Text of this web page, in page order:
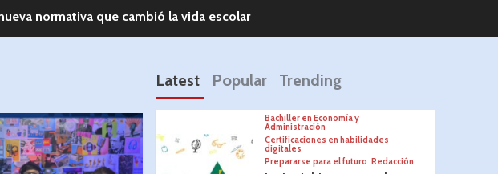
normativa que cambió la vida escolar
Latest Popular Trending
Bachiller en Economía y
Administración
Certificaciones en habilidades
digitales
Prepararse para el futuro Redacción